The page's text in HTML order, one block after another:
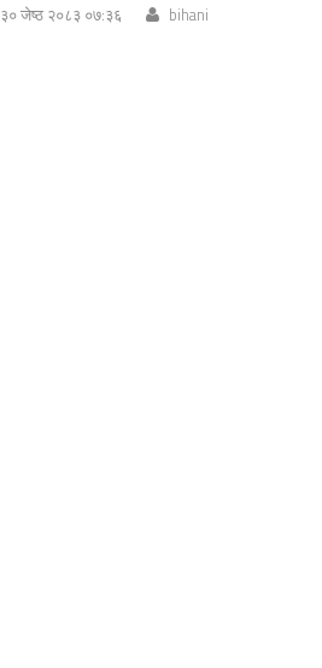
३० जेष्ठ २०८३ ०७:३६ bihani